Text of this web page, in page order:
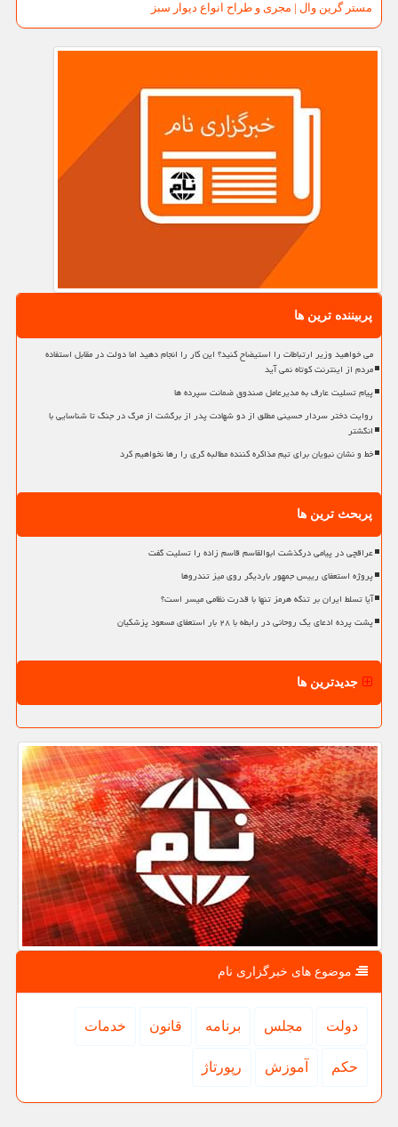
مستر گرین وال | مجری و طراح انواع دیوار سبز
پربیننده ترین ها
می خواهید وزیر ارتباطات را استیضاح کنید؟ این کار را انجام دهید اما دولت در مقابل استفاده
مردم از اینترنت کوتاه نمی آید
پیام تسلیت عارف به مدیرعامل صندوق ضمانت سپرده ها
روایت دختر سردار حسینی مطلق از دو شهادت پدر از برگشت از مرگ در جنگ تا شناسایی با
انگشتر
خط و نشان نبویان برای تیم مذاکره کننده مطالبه گری را رها نخواهیم کرد
پربحث ترین ها
عراقچی در پیامی درگذشت ابوالقاسم قاسم زاده را تسلیت گفت
پروژه استعفای رییس جمهور باردیگر روی میز تندروها
آیا تسلط ایران بر تنگه هرمز تنها با قدرت نظامی میسر است؟
پشت پرده ادعای یک روحانی در رابطه با ۲۸ بار استعفای مسعود پزشکیان
جدیدترین ها
موضوع های خبرگزاری نام
دولت مجلس برنامه قانون خدمات
حكم آموزش رپورتاژ